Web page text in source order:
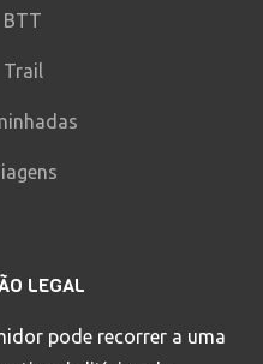
BTT
Trail
LEGAL
pode recorrer a uma